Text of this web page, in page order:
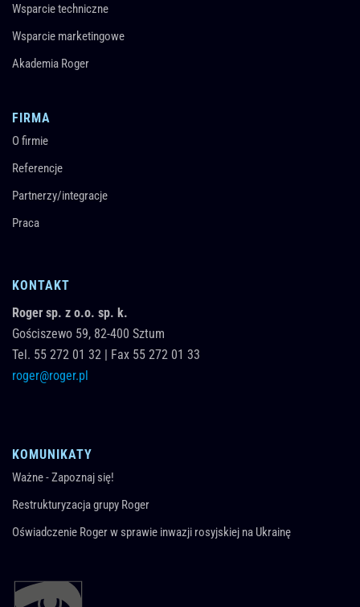
Wsparcie techniczne
Wsparcie marketingowe
Akademia Roger
FIRMA
O firmie
Referencje
Partnerzy/integracje
Praca
KONTAKT
Roger sp. z o.o. sp. k.
Gościszewo 59, 82-400 Sztum
Tel. 55 272 01 32 | Fax 55 272 01 33
roger@roger.pl
KOMUNIKATY
Ważne - Zapoznaj się!
Restrukturyzacja grupy Roger
Oświadczenie Roger w sprawie inwazji rosyjskiej na Ukrainę